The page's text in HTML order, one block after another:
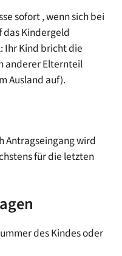
sofort , wenn sich bei
das Kindergeld
Ihr Kind bricht die
anderer Elternteil
Ausland auf).
Antragseingang wird
für die letzten
des Kindes oder